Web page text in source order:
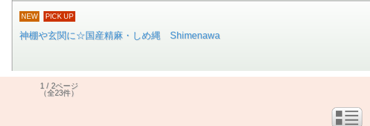
NEW PICK UP
神棚や玄関に☆国産精麻・しめ縄 Shimenawa
1 / 2ページ
（全23件）